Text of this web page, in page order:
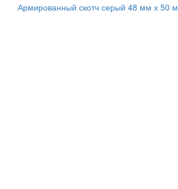
Армированный скотч серый 48 мм х 50 м